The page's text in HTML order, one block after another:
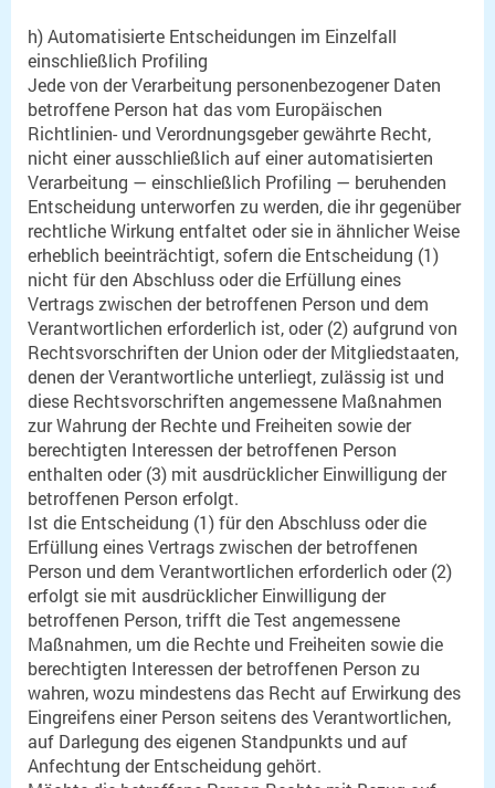
h) Automatisierte Entscheidungen im Einzelfall
einschließlich Profiling
Jede von der Verarbeitung personenbezogener Daten
betroffene Person hat das vom Europäischen
Richtlinien- und Verordnungsgeber gewährte Recht,
nicht einer ausschließlich auf einer automatisierten
Verarbeitung — einschließlich Profiling — beruhenden
Entscheidung unterworfen zu werden, die ihr gegenüber
rechtliche Wirkung entfaltet oder sie in ähnlicher Weise
erheblich beeinträchtigt, sofern die Entscheidung (1)
nicht für den Abschluss oder die Erfüllung eines
Vertrags zwischen der betroffenen Person und dem
Verantwortlichen erforderlich ist, oder (2) aufgrund von
Rechtsvorschriften der Union oder der Mitgliedstaaten,
denen der Verantwortliche unterliegt, zulässig ist und
diese Rechtsvorschriften angemessene Maßnahmen
zur Wahrung der Rechte und Freiheiten sowie der
berechtigten Interessen der betroffenen Person
enthalten oder (3) mit ausdrücklicher Einwilligung der
betroffenen Person erfolgt.
Ist die Entscheidung (1) für den Abschluss oder die
Erfüllung eines Vertrags zwischen der betroffenen
Person und dem Verantwortlichen erforderlich oder (2)
erfolgt sie mit ausdrücklicher Einwilligung der
betroffenen Person, trifft die Test angemessene
Maßnahmen, um die Rechte und Freiheiten sowie die
berechtigten Interessen der betroffenen Person zu
wahren, wozu mindestens das Recht auf Erwirkung des
Eingreifens einer Person seitens des Verantwortlichen,
auf Darlegung des eigenen Standpunkts und auf
Anfechtung der Entscheidung gehört.